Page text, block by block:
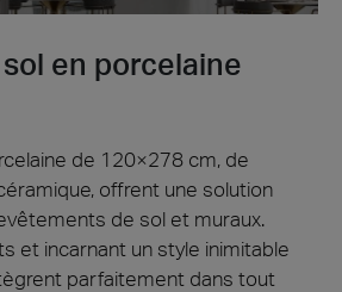
EN PORCELAINE 120X278 CM
en porcelaine
de 120×278 cm, de
offrent une solution
de sol et muraux.
et incarnant un style inimitable
parfaitement dans tout